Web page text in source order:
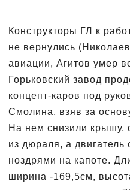
Конструкторы ГЛ к
не вернулись
авиации, Агитов умер
Горьковский завод
концепт-каров под
Смолина, взяв за
На нем снизили крышу,
из дюраля, а
ноздрями на капоте.
ширина -169,5см,